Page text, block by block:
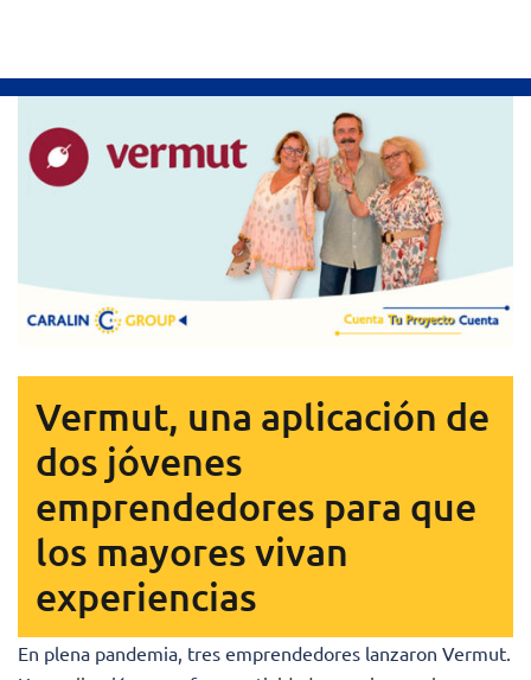
Vermut, una aplicación de
dos jóvenes
emprendedores para que
los mayores vivan
experiencias
En plena pandemia, tres emprendedores lanzaron Vermut.